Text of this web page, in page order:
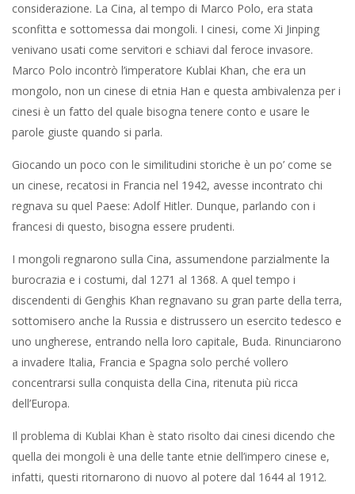
considerazione. La Cina, al tempo di Marco Polo, era stata
sconfitta e sottomessa dai mongoli. I cinesi, come Xi Jinping
venivano usati come servitori e schiavi dal feroce invasore.
Marco Polo incontrò l’imperatore Kublai Khan, che era un
mongolo, non un cinese di etnia Han e questa ambivalenza per i
cinesi è un fatto del quale bisogna tenere conto e usare le
parole giuste quando si parla.
Giocando un poco con le similitudini storiche è un po’ come se
un cinese, recatosi in Francia nel 1942, avesse incontrato chi
regnava su quel Paese: Adolf Hitler. Dunque, parlando con i
francesi di questo, bisogna essere prudenti.
I mongoli regnarono sulla Cina, assumendone parzialmente la
burocrazia e i costumi, dal 1271 al 1368. A quel tempo i
discendenti di Genghis Khan regnavano su gran parte della terra,
sottomisero anche la Russia e distrussero un esercito tedesco e
uno ungherese, entrando nella loro capitale, Buda. Rinunciarono
a invadere Italia, Francia e Spagna solo perché vollero
concentrarsi sulla conquista della Cina, ritenuta più ricca
dell’Europa.
Il problema di Kublai Khan è stato risolto dai cinesi dicendo che
quella dei mongoli è una delle tante etnie dell’impero cinese e,
infatti, questi ritornarono di nuovo al potere dal 1644 al 1912.